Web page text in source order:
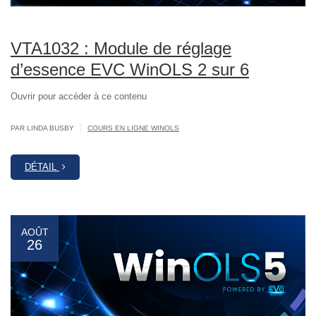
VTA1032 : Module de réglage
d’essence EVC WinOLS 2 sur 6
Ouvrir pour accéder à ce contenu
PAR LINDA BUSBY COURS EN LIGNE WINOLS
DÉTAIL
AOÛT
26